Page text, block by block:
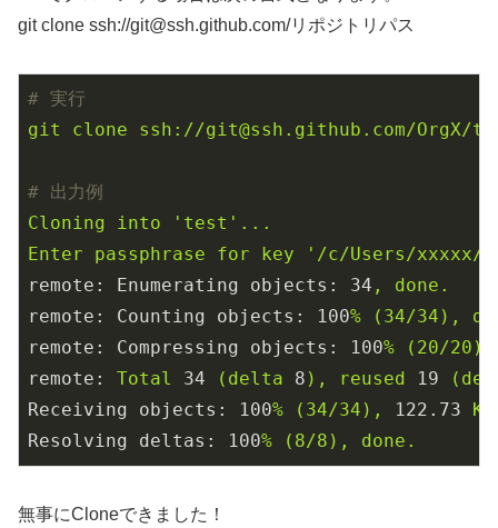
git clone ssh://git@ssh.github.com/リポジトリパス
# 実行
git
clone ssh://git@ssh.github.com/OrgX/
# 出力例
Cloning
into 'test' ...
Enter
passphrase for key
'/c/Users/xxxxx/
remote: Enumerating objects:
34 ,
done.
remote: Counting objects:
100% (34/34),
remote: Compressing objects:
100%
(20/20),
remote:
Total 34 (delta 8 ), reused 19
Receiving objects:
100% (34/34), 122.73
Resolving deltas:
100% (8/8), done.
無事にCloneできました！